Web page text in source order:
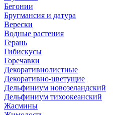
Бегонии
Бругмансия и датура
Верески
Водные растения
Герань
Гибискусы
Горечавки
Декоративнолистные
Декоративно-цветущие
Дельфиниум новозеландский
Дельфиниум тихоокеанский
Жасмины